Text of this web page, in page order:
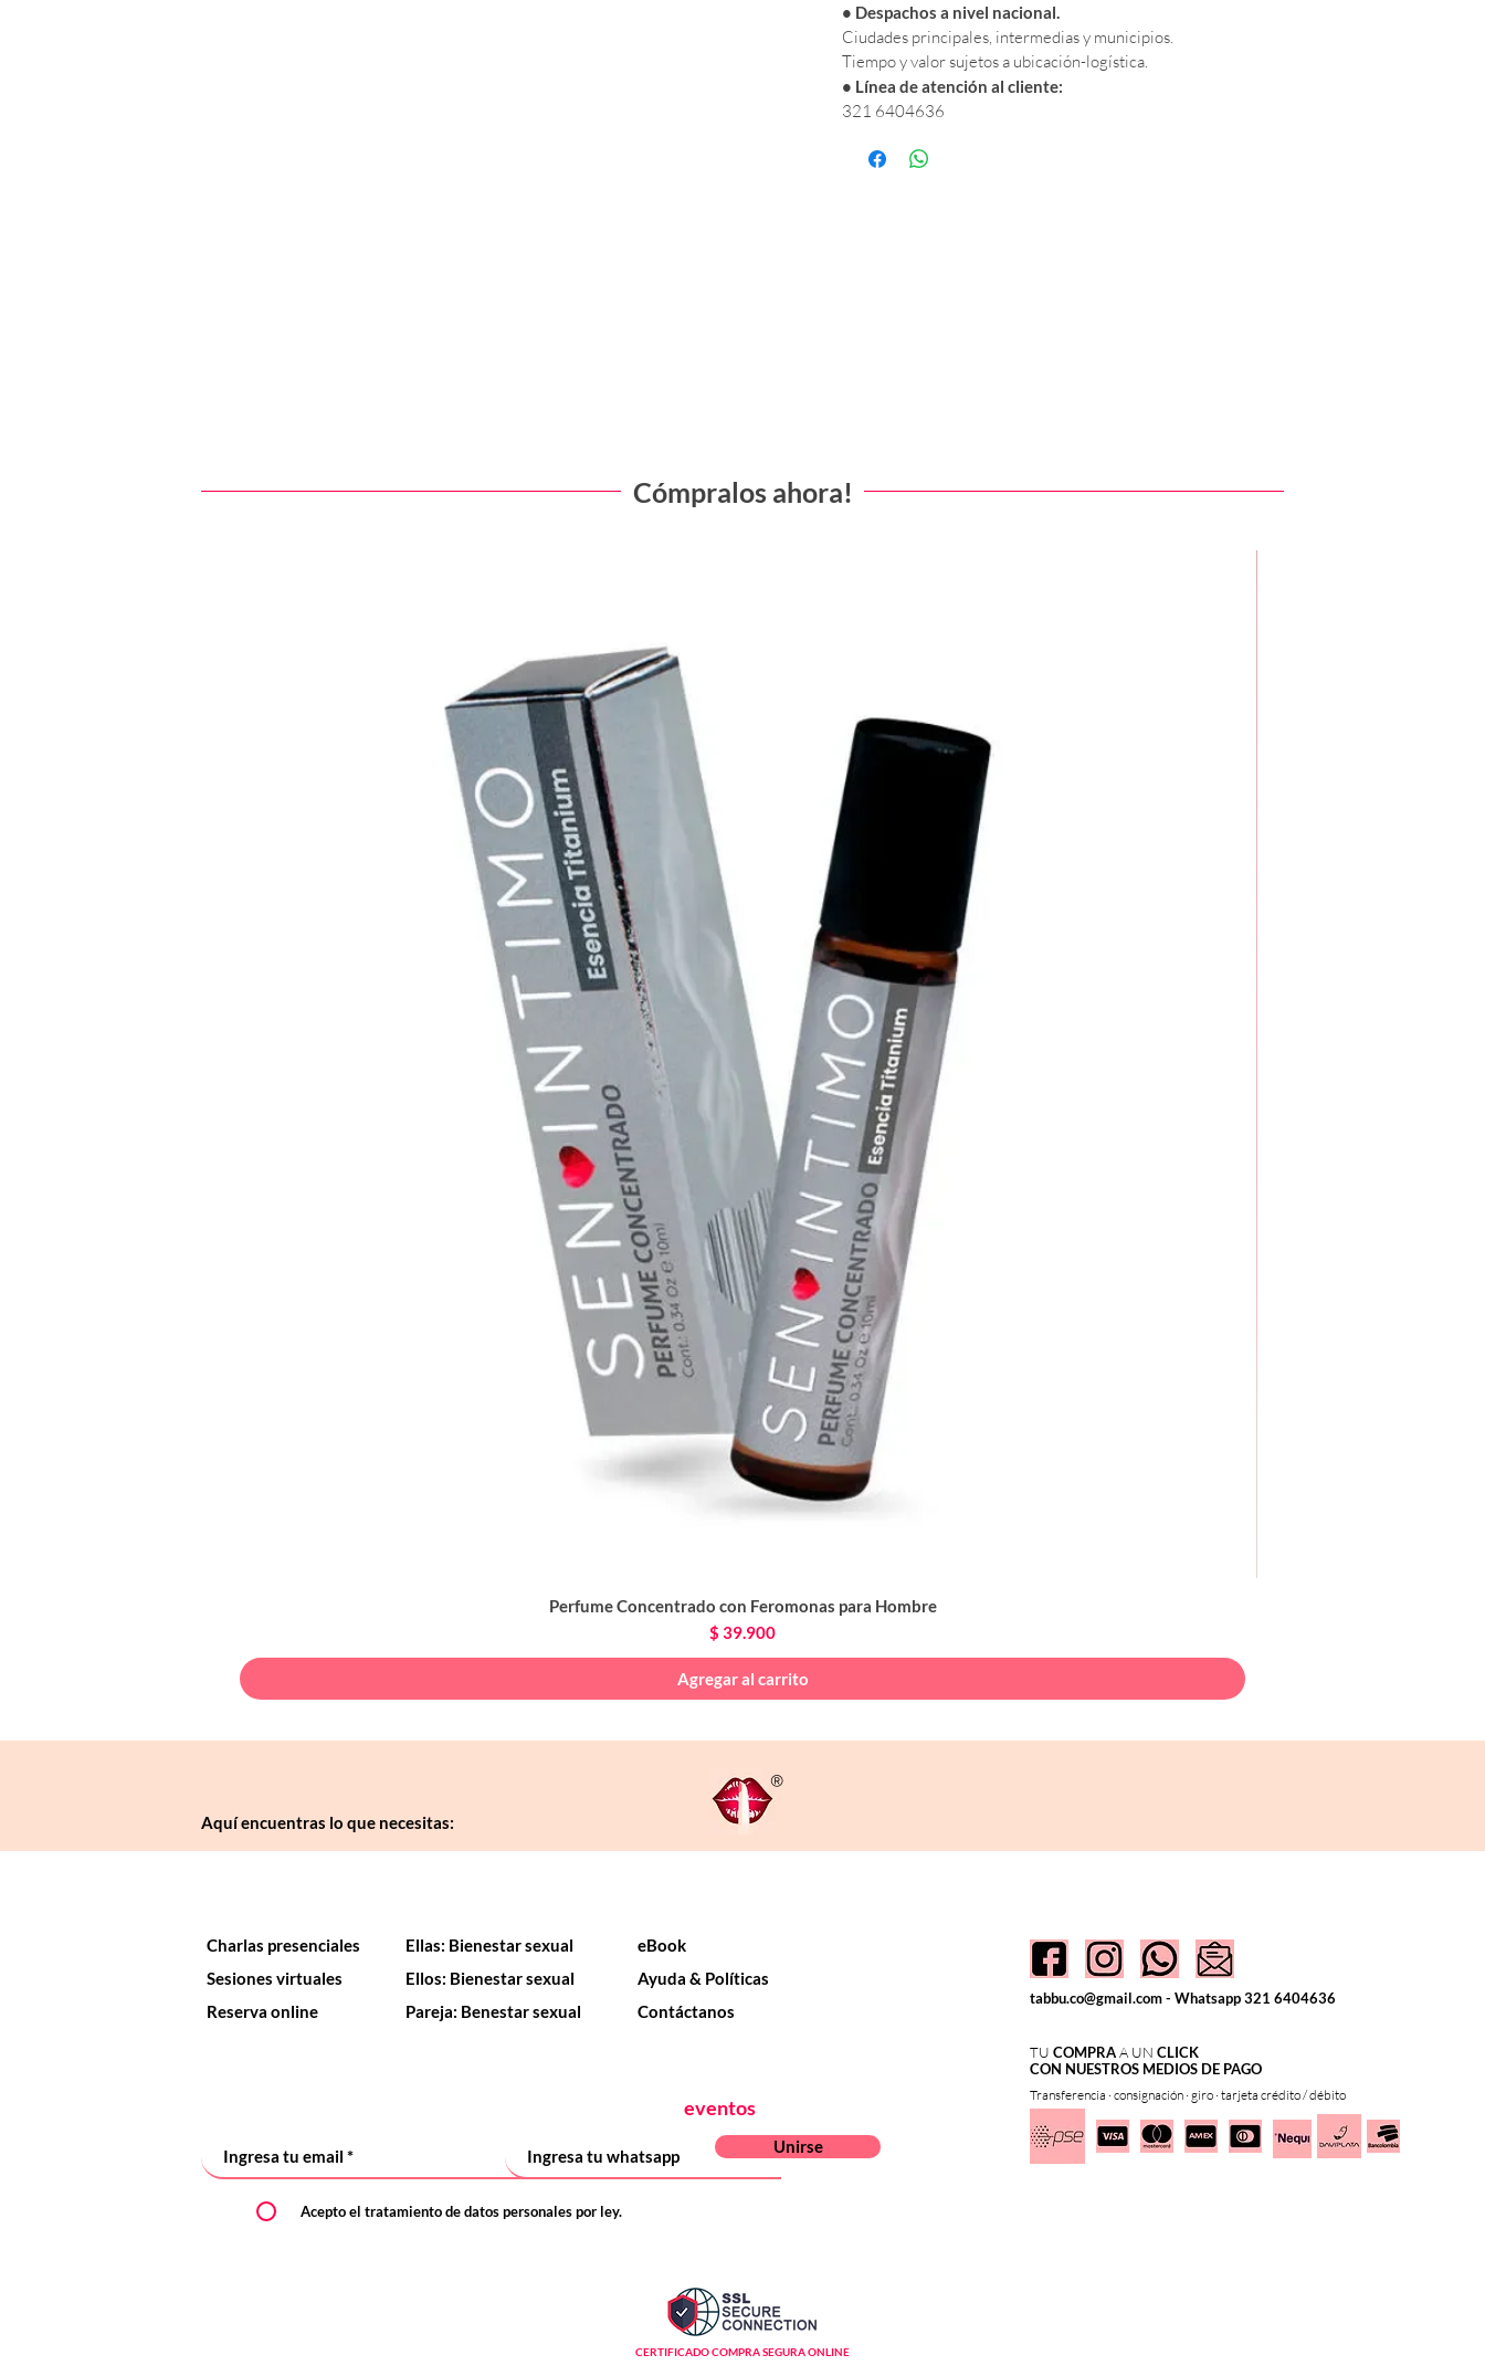
• Despachos a nivel nacional.
Ciudades principales, intermedias y municipios.
Tiempo y valor sujetos a ubicación-logística.
• Línea de atención al cliente:
321 6404636
Cómpralos ahora!
Vista rápida
Perfume Concentrado con Feromonas para Hombre
Precio
$ 39.900
Agregar al carrito
Aquí encuentras lo que necesitas:
®
Charlas presenciales
Sesiones virtuales
Reserva online
Ellas: Bienestar sexual
Ellos: Bienestar sexual
Pareja: Benestar sexual
eBook
Ayuda & Políticas
Contáctanos
tabbu.co@gmail.com- Whatsapp 321 6404636
TU COMPRAA UN CLICK
CON NUESTROS MEDIOS DE PAGO
eventos
Unirse
Acepto el tratamiento de datos personales por ley.
Transferencia · consignación · giro · tarjeta crédito / débito
CERTIFICADO COMPRA SEGURA ONLINE